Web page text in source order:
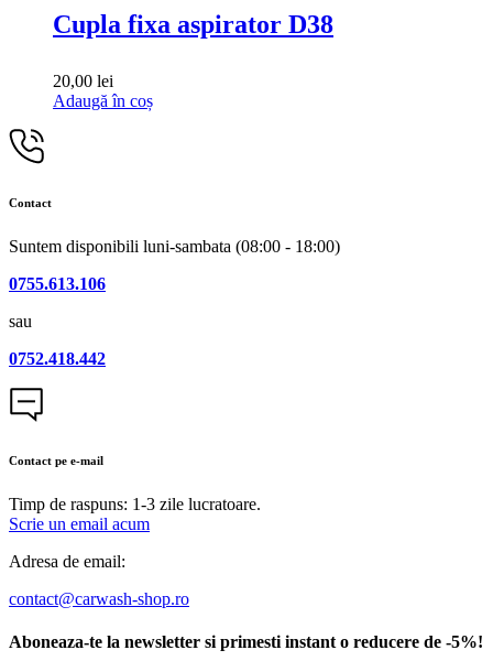
Cupla fixa aspirator D38
20,00 lei
Adaugă în coș
Contact
Suntem disponibili luni-sambata (08:00 - 18:00)
0755.613.106
sau
0752.418.442
Contact pe e-mail
Timp de raspuns: 1-3 zile lucratoare.
Scrie un email acum
Adresa de email:
contact@carwash-shop.ro
Aboneaza-te la newsletter si primesti instant o reducere de -5%!